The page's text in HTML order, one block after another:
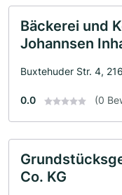
Bäckerei und
Johannsen
Buxtehuder Str. 4,
0.0 (0
Co. KG